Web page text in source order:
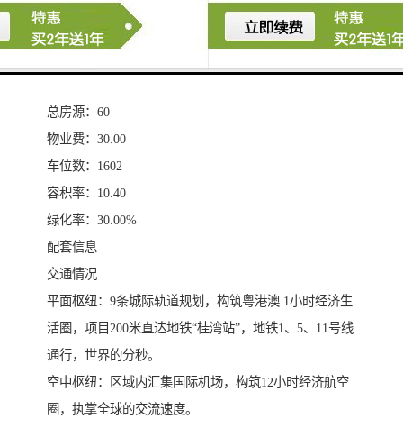
开盘：2015年04月01日
占地面积：57481.45㎡
总房源：60
物业费：30.00
车位数：1602
容积率：10.40
绿化率：30.00%
配套信息
交通情况
平面枢纽：9条城际轨道规划，构筑粤港澳 1小时经济生
活圈，项目200米直达地铁“桂湾站”，地铁1、5、11号线
通行，世界的分秒。
空中枢纽：区域内汇集国际机场，构筑12小时经济航空
圈，执掌全球的交流速度。